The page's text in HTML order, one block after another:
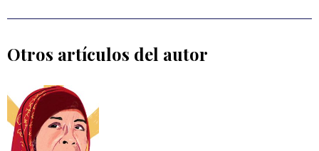
Otros artículos del autor